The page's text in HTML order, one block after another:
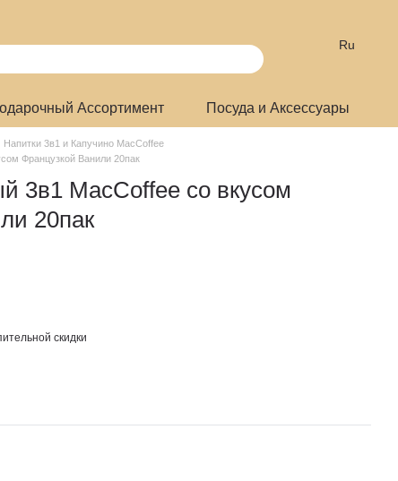
Ru
Ассортимент Посуда и Аксессуары
Напитки 3в1 и Капучино MacCoffee
Французкой Ванили 20пак
3в1 MacCoffee со вкусом
20пак
скидки